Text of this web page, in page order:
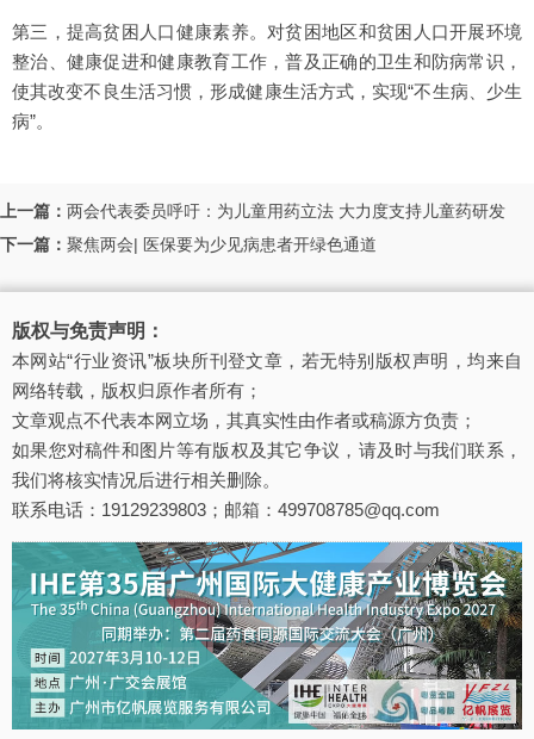
第三，提高贫困人口健康素养。对贫困地区和贫困人口开展环境
整治、健康促进和健康教育工作，普及正确的卫生和防病常识，
使其改变不良生活习惯，形成健康生活方式，实现“不生病、少生
病”。
上一篇： 两会代表委员呼吁：为儿童用药立法 大力度支持儿童药研发
下一篇： 聚焦两会| 医保要为少见病患者开绿色通道
版权与免责声明：
本网站“行业资讯”板块所刊登文章，若无特别版权声明，均来自
网络转载，版权归原作者所有；
文章观点不代表本网立场，其真实性由作者或稿源方负责；
如果您对稿件和图片等有版权及其它争议，请及时与我们联系，
我们将核实情况后进行相关删除。
联系电话：19129239803；邮箱：499708785@qq.com